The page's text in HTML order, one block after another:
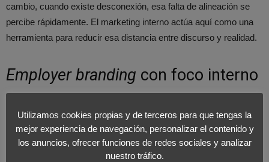
cambio, cuando existe desconexión, esa falta de alineación se
percibe rápidamente. El marketing interno actúa aquí como una
herramienta para reducir esa distancia entre discurso y realidad.
Employer branding con foco interno
a atraertalento, también busca cuidar la relación con quienes ya
están dentro. Cada vez más empresas lo incorporan como parte
de su estrategia de marketing interno, entendiendo que la marca
Utilizamos cookies propias y de terceros para que tengas la
mejor experiencia de navegación, personalizar el contenido y
los anuncios, ofrecer funciones de redes sociales y analizar
nuestro tráfico.